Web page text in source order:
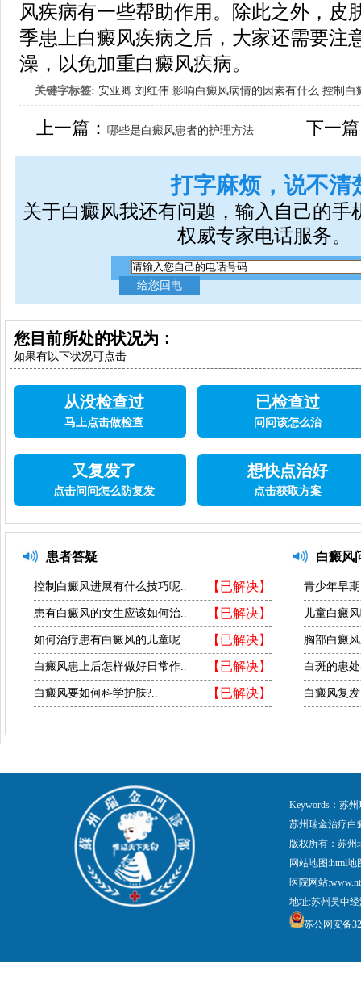
风疾病有一些帮助作用。除此之外，皮
季患上白癜风疾病之后，大家还需要注
澡，以免加重白癜风疾病。
关键字标签: 安亚卿 刘红伟 影响白癜风病情的因素有什么 控制白
女生应该如何治疗呢
上一篇：哪些是白癜风患者的护理方法 下一
打字麻烦，说不清
关于白癜风我还有问题，输入自己的手
权威专家电话服务。
您目前所处的状况为：
如果有以下状况可点击
从没检查过
马上点击做检查
已检查过
问问该怎么治
又复发了
点击问问怎么防复发
想快点治好
点击获取方案
患者答疑
【已解决】
控制白癜风进展有什么技巧呢..
【已解决】
患有白癜风的女生应该如何治..
【已解决】
如何治疗患有白癜风的儿童呢..
【已解决】
白癜风患上后怎样做好日常作..
【已解决】
白癜风要如何科学护肤?..
白癜风
青少年早
儿童白癜
胸部白癜
白斑的患
白癜风复
Keywords：苏
苏州瑞金治疗白
版权所有：苏
网站地图:html地
医院网站
地址:苏州吴中
苏公网安备